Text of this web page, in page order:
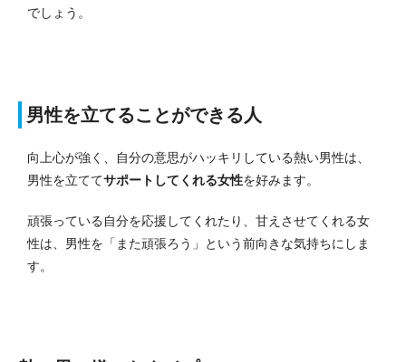
でしょう。
男性を立てることができる人
向上心が強く、自分の意思がハッキリしている熱い男性は、
男性を立ててサポートしてくれる女性を好みます。
頑張っている自分を応援してくれたり、甘えさせてくれる女
性は、男性を「また頑張ろう」という前向きな気持ちにしま
す。